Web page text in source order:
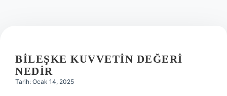
BILEŞKE KUVVETIN DEĞERI
NEDIR
Tarih: Ocak 14, 2025